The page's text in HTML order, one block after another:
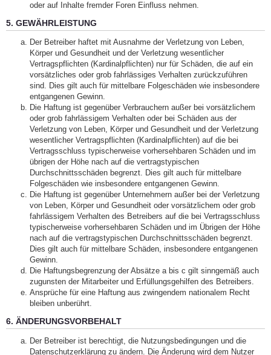
oder auf Inhalte fremder Foren Einfluss nehmen.
5. GEWÄHRLEISTUNG
Der Betreiber haftet mit Ausnahme der Verletzung von Leben,
Körper und Gesundheit und der Verletzung wesentlicher
Vertragspflichten (Kardinalpflichten) nur für Schäden, die auf ein
vorsätzliches oder grob fahrlässiges Verhalten zurückzuführen
sind. Dies gilt auch für mittelbare Folgeschäden wie insbesondere
entgangenen Gewinn.
Die Haftung ist gegenüber Verbrauchern außer bei vorsätzlichem
oder grob fahrlässigem Verhalten oder bei Schäden aus der
Verletzung von Leben, Körper und Gesundheit und der Verletzung
wesentlicher Vertragspflichten (Kardinalpflichten) auf die bei
Vertragsschluss typischerweise vorhersehbaren Schäden und im
übrigen der Höhe nach auf die vertragstypischen
Durchschnittsschäden begrenzt. Dies gilt auch für mittelbare
Folgeschäden wie insbesondere entgangenen Gewinn.
Die Haftung ist gegenüber Unternehmern außer bei der Verletzung
von Leben, Körper und Gesundheit oder vorsätzlichem oder grob
fahrlässigem Verhalten des Betreibers auf die bei Vertragsschluss
typischerweise vorhersehbaren Schäden und im Übrigen der Höhe
nach auf die vertragstypischen Durchschnittsschäden begrenzt.
Dies gilt auch für mittelbare Schäden, insbesondere entgangenen
Gewinn.
Die Haftungsbegrenzung der Absätze a bis c gilt sinngemäß auch
zugunsten der Mitarbeiter und Erfüllungsgehilfen des Betreibers.
Ansprüche für eine Haftung aus zwingendem nationalem Recht
bleiben unberührt.
6. ÄNDERUNGSVORBEHALT
Der Betreiber ist berechtigt, die Nutzungsbedingungen und die
Datenschutzerklärung zu ändern. Die Änderung wird dem Nutzer